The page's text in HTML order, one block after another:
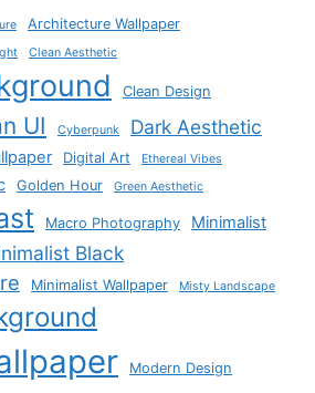
Architecture Wallpaper
Clean Aesthetic
Clean Design
UI Cyberpunk Dark Aesthetic
Digital Art
Ethereal Vibes
Golden Hour Green Aesthetic
Macro Photography Minimalist
Black
Minimalist Wallpaper Misty Landscape
Modern Design